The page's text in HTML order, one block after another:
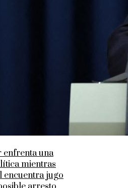
enfrenta una
mientras
encuentra jugo